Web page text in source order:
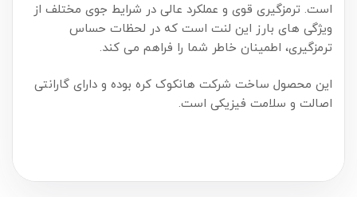
است. ترمزگیری قوی و عملکرد عالی در شرایط جوی مختلف از
ویژگی های بارز این لنت است که در لحظات حساس
ترمزگیری، اطمینان خاطر شما را فراهم می کند.
این محصول ساخت شرکت هانکوک کره بوده و دارای گارانتی
اصالت و سلامت فیزیکی است.